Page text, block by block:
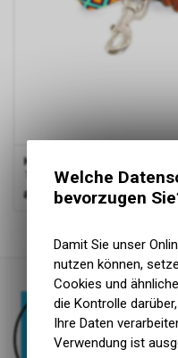
Kinaku
130 cm x 1.1 cm
ab 79.00 CHF
Welche
bevorzugen
Damit Sie unser
nutzen können,
Cookies und
die Kontrolle
Ihre Daten
Verwendung ist